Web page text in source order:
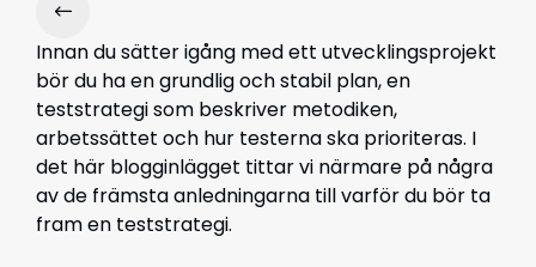
Innan du sätter igång med ett utvecklingsprojekt
bör du ha en grundlig och stabil plan, en
teststrategi som beskriver metodiken,
arbetssättet och hur testerna ska prioriteras. I
det här blogginlägget tittar vi närmare på några
av de främsta anledningarna till varför du bör ta
fram en teststrategi.